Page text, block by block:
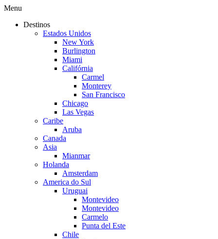
Menu
Destinos
Estados Unidos
New York
Burlington
Miami
Califórnia
Carmel
Monterey
San Francisco
Chicago
Las Vegas
Caribe
Aruba
Canada
Asia
Mianmar
Holanda
Amsterdam
America do Sul
Uruguai
Montevideo
Montevideo
Carmelo
Punta del Este
Chile